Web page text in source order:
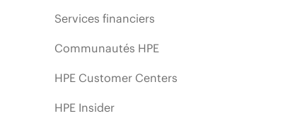
Services financiers
Communautés HPE
HPE Customer Centers
HPE Insider